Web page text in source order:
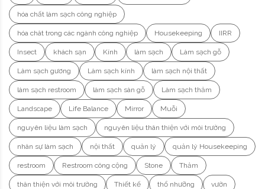
hóa chất làm sạch công nghiệp
hóa chât trong các ngành công nghiệp Housekeeping IIRR
Insect khách sạn Kính làm sạch Làm sạch gỗ
Làm sạch gương Làm sạch kính làm sạch nội thất
làm sạch restroom làm sạch sàn gỗ Làm sạch thảm
Landscape Life Balance Mirror Muỗi
nguyên liệu làm sạch nguyên liệu thân thiện với môi trường
nhân sự làm sạch nội thất quản lý quản lý Housekeeping
restroom Restroom công cộng Stone Thảm
thân thiện với môi trường Thiết kế thổ nhưỡng vườn